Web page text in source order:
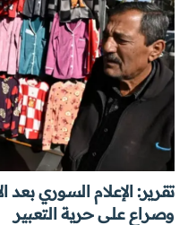
تقرير: الإعلام السوري
وصراع على حرية التعبير